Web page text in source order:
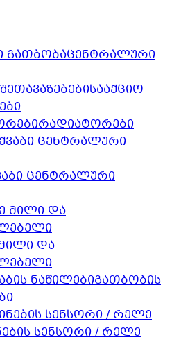
ცენტრალური
სააქციო
რადიატორები
ცენტრალური
და
გათბობის
სენსორი / რელე